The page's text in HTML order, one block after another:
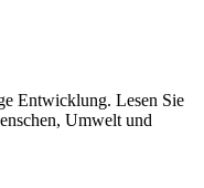
Entwicklung. Lesen Sie
Umwelt und